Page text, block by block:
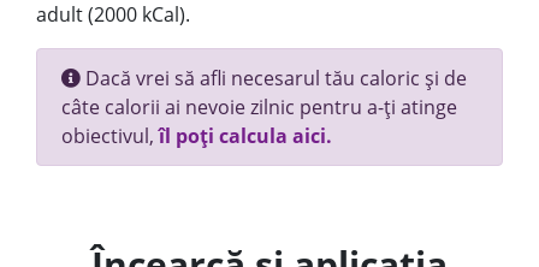
adult (2000 kCal).
Dacă vrei să afli necesarul tău caloric și de
câte calorii ai nevoie zilnic pentru a-ți atinge
obiectivul,îl poți calcula aici.